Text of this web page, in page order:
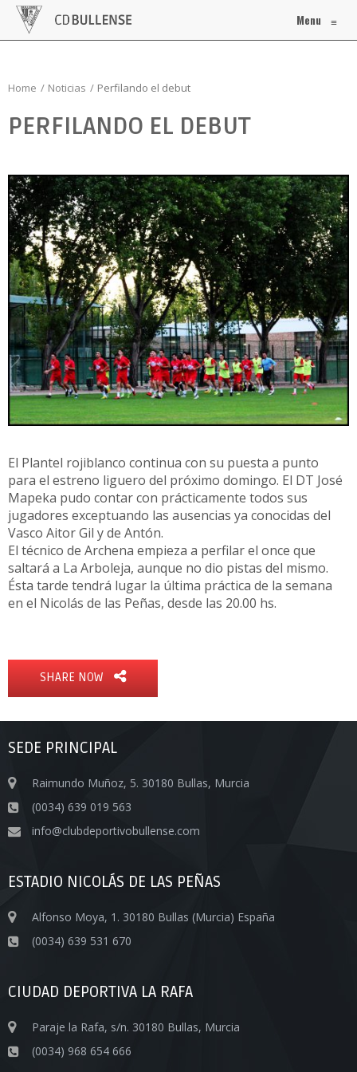
Menu ≡
Home Noticias Perfilando el debut
PERFILANDO EL DEBUT
El Plantel rojiblanco continua con su puesta a punto
para el estreno liguero del próximo domingo. El DT José
Mapeka pudo contar con prácticamente todos sus
jugadores exceptuando las ausencias ya conocidas del
Vasco Aitor Gil y de Antón.
El técnico de Archena empieza a perfilar el once que
saltará a La Arboleja, aunque no dio pistas del mismo.
Ésta tarde tendrá lugar la última práctica de la semana
en el Nicolás de las Peñas, desde las 20.00 hs.
SHARE NOW
SEDE PRINCIPAL
Raimundo Muñoz, 5. 30180 Bullas, Murcia
(0034) 639 019 563
info@clubdeportivobullense.com
ESTADIO NICOLÁS DE LAS PEÑAS
Alfonso Moya, 1. 30180 Bullas (Murcia) España
(0034) 639 531 670
CIUDAD DEPORTIVA LA RAFA
Paraje la Rafa, s/n. 30180 Bullas, Murcia
(0034) 968 654 666